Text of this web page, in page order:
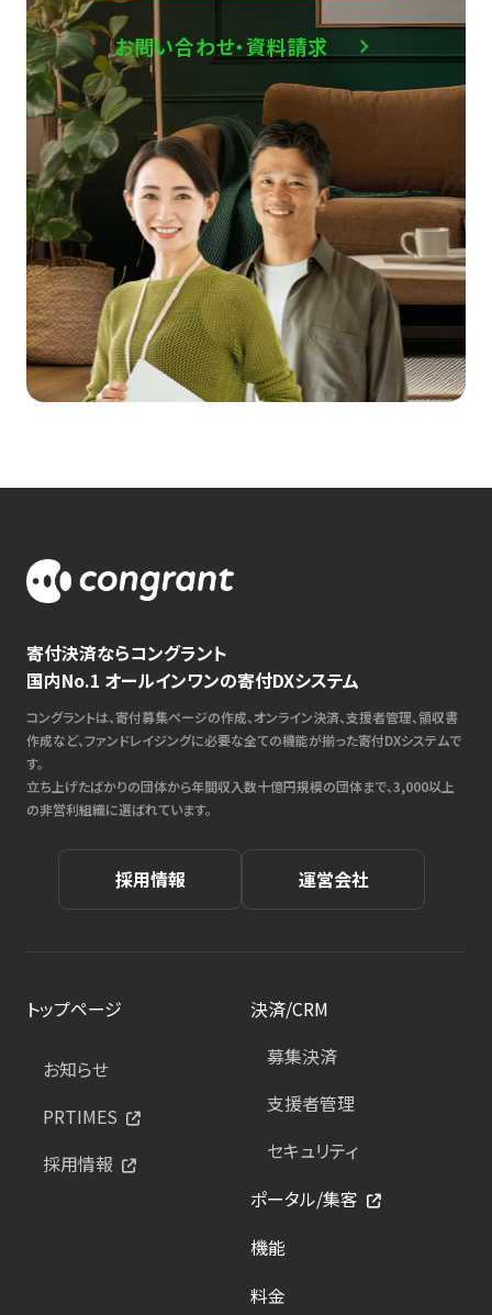
お問い合わせ・資料請求
寄付決済ならコングラント
国内No.1 オールインワンの寄付DXシステム
コングラントは、寄付募集ページの作成、オンライン決済、支援者管理、領収書
作成など、ファンドレイジングに必要な全ての機能が揃った寄付DXシステムで
す。
立ち上げたばかりの団体から年間収入数十億円規模の団体まで、3,000以上
の非営利組織に選ばれています。
採用情報 運営会社
トップページ
お知らせ
PRTIMES
採用情報
決済/CRM
募集決済
支援者管理
セキュリティ
ポータル/集客
機能
料金